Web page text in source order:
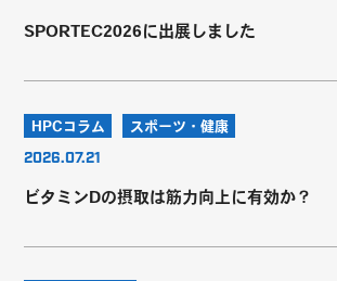
SPORTEC2026に出展しました
HPCコラム スポーツ・健康
2026.07.21
ビタミンDの摂取は筋力向上に有効か？